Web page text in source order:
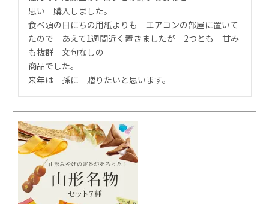
思い　購入しました。
食べ頃の日にちの用紙よりも　エアコンの部屋に置いて
たので　あえて1週間近く置きましたが　2つとも　甘み
も抜群　文句なしの
商品でした。
来年は　孫に　贈りたいと思います。